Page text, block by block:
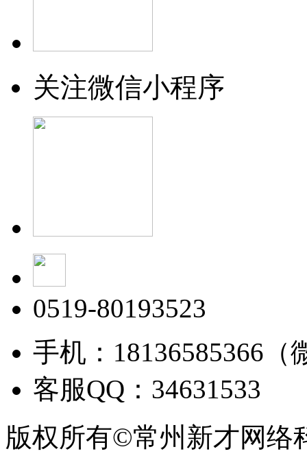
关注微信小程序
0519-80193523
手机：18136585366（
客服QQ：34631533
版权所有©常州新才网络